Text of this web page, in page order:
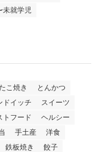
未就学児
こ焼き
とんかつ
ドイッチ
スイーツ
トフード
ヘルシー
手土産
洋食
鉄板焼き 餃子